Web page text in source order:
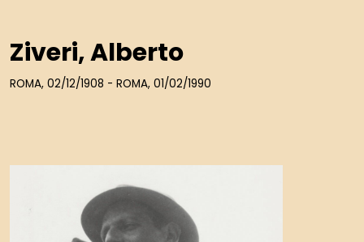
Ziveri, Alberto
ROMA, 02/12/1908 - ROMA, 01/02/1990